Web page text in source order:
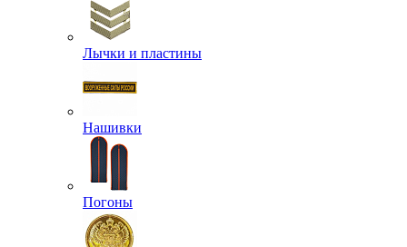
Лычки и пластины
Нашивки
Погоны